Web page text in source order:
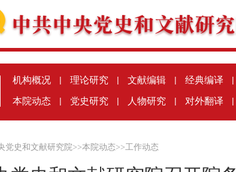
机构概况 | 理论研究 | 文献编辑 | 经典编译 |
本院动态 | 党史研究 | 人物研究 | 对外翻译 |
党史和文献研究院>>本院动态>>工作动态